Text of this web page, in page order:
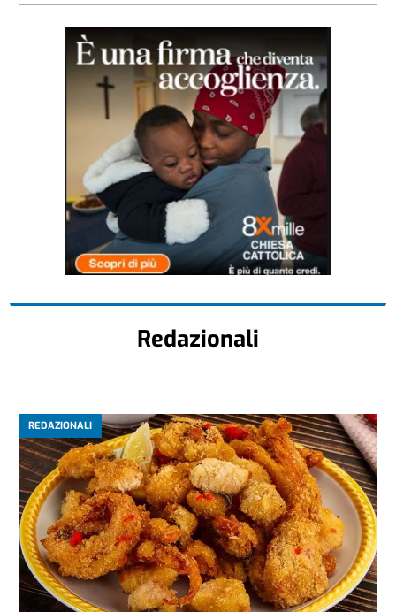
Redazionali
REDAZIONALI